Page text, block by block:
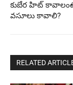
కుబేర హిట్
వసూలు కావాలి?
RELATED